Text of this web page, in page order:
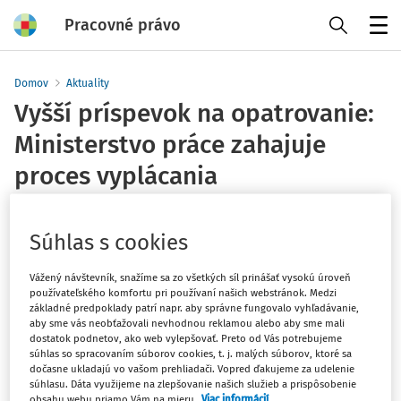
Pracovné právo
Domov Aktuality
Vyšší príspevok na opatrovanie:
Ministerstvo práce zahajuje
proces vyplácania
1 minúta čítania
Od 1. júla 2025 došlo k zvýšeniu príspevkov na opatrovanie
a osobnú asistenciu, ktoré oznámila Ministerstvo práce a
Ministerstvo práce, sociálnych vecí a rodiny SR.
Príspevok na opatrovanie jednej osoby s ŤZP stúpol na
663,50 eur mesačne, zatiaľ čo hodinová sadzba osobnej
Súhlas s cookies
Vážený návštevník, snažíme sa zo všetkých síl prinášať vysokú úroveň
používateľského komfortu pri používaní našich webstránok. Medzi
základné predpoklady patrí napr. aby správne fungovalo vyhľadávanie,
aby sme vás neobťažovali nevhodnou reklamou alebo aby sme mali
dostatok podnetov, ako web vylepšovať. Preto od Vás potrebujeme
súhlas so spracovaním súborov cookies, t. j. malých súborov, ktoré sa
dočasne ukladajú vo vašom prehliadači. Vopred ďakujeme za udelenie
súhlasu. Dáta využijeme na zlepšovanie našich služieb a prispôsobenie